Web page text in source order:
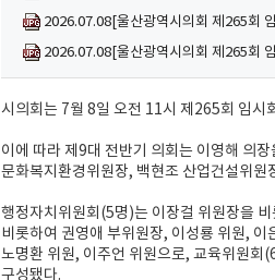
2026.07.08[울산광역시의회 제265회
2026.07.08[울산광역시의회 제265회
시의회는 7월 8일 오전 11시 제265회 임시
이에 따라 제9대 전반기 의회는 이영해 의
문화복지환경위원장, 백현조 산업건설위원
행정자치위원회(5명)는 이장걸 위원장을
비롯하여 권영애 부위원장, 이성룡 위원,
노명환 위원, 이주언 위원으로, 교육위원회
구성됐다.